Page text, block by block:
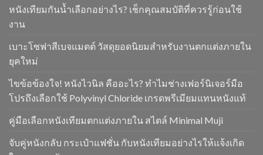
หนังเทียมกันน้ำเลือกอย่างไร? เช็กคุณสมบัติที่ควรรู้ก่อนใช้
งาน
เบาะโซฟาสีเบจแมตต์ วัสดุยอดนิยมสำหรับงานตกแต่งภายใน
ยุคใหม่
ไขข้อข้องใจ! หนังไวนิล คืออะไร? ทำไมช่างเฟอร์นิเจอร์มือ
โปรถึงเลือกใช้ Polyvinyl Chloride เกรดพรีเมียมแทนหนังแท้
คู่มือเลือกหนังเทียมตกแต่งภายใน สไตล์ Minimal Muji
จับคู่หนังกลับ กระเป๋าแฟชั่น กับหนังเทียมอย่างไรให้แจ้งเกิด